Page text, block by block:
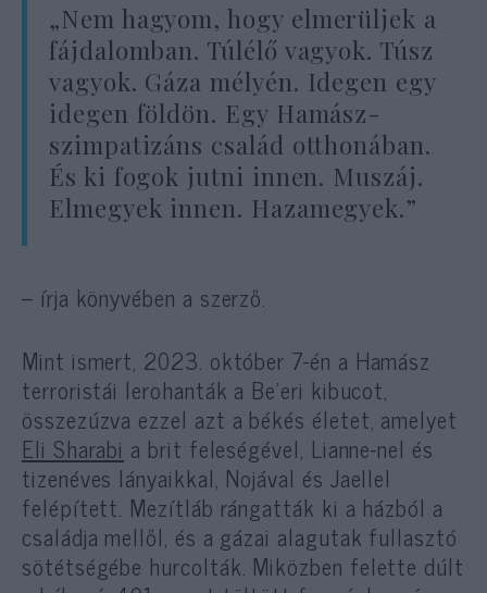
„Nem hagyom, hogy elmerüljek a
fájdalomban. Túlélő vagyok. Túsz
vagyok. Gáza mélyén. Idegen egy
idegen földön. Egy Hamász-
szimpatizáns család otthonában.
És ki fogok jutni innen. Muszáj.
Elmegyek innen. Hazamegyek.”
– írja könyvében a szerző.
Mint ismert, 2023. október 7-én a Hamász
terroristái lerohanták a Be’eri kibucot,
összezúzva ezzel azt a békés életet, amelyet
Eli Sharabi a brit feleségével, Lianne-nel és
tizenéves lányaikkal, Nojával és Jaellel
felépített. Mezítláb rángatták ki a házból a
családja mellől, és a gázai alagutak fullasztó
sötétségébe hurcolták. Miközben felette dúlt